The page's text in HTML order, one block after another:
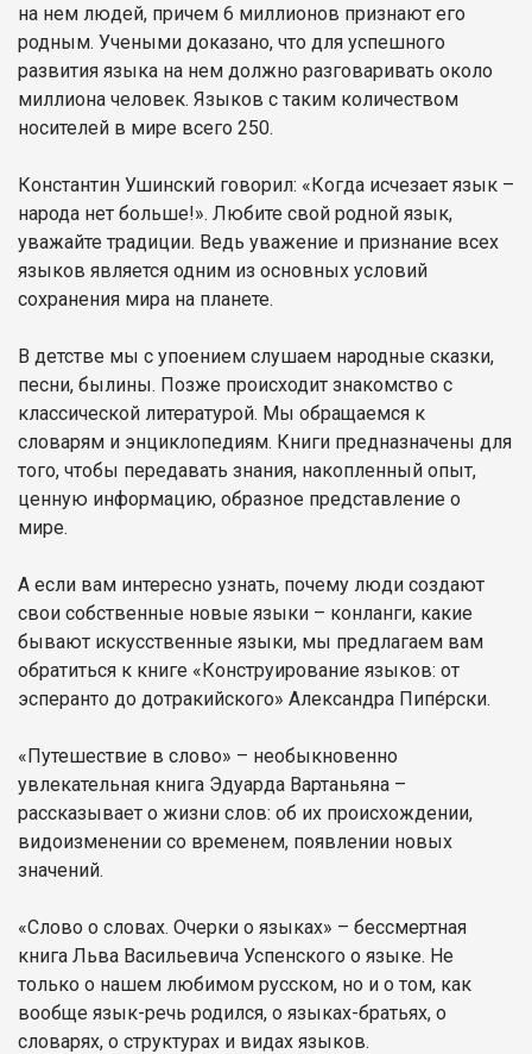
на нем людей, причем 6 миллионов признают его
родным. Учеными доказано, что для успешного
развития языка на нем должно разговаривать около
миллиона человек. Языков с таким количеством
носителей в мире всего 250.
Константин Ушинский говорил: «Когда исчезает язык –
народа нет больше!». Любите свой родной язык,
уважайте традиции. Ведь уважение и признание всех
языков является одним из основных условий
сохранения мира на планете.
В детстве мы с упоением слушаем народные сказки,
песни, былины. Позже происходит знакомство с
классической литературой. Мы обращаемся к
словарям и энциклопедиям. Книги предназначены для
того, чтобы передавать знания, накопленный опыт,
ценную информацию, образное представление о
мире.
А если вам интересно узнать, почему люди создают
свои собственные новые языки – конланги, какие
бывают искусственные языки, мы предлагаем вам
обратиться к книге «Конструирование языков: от
эсперанто до дотракийского» Александра Пипе́рски.
«Путешествие в слово» – необыкновенно
увлекательная книга Эдуарда Вартаньяна –
рассказывает о жизни слов: об их происхождении,
видоизменении со временем, появлении новых
значений.
«Слово о словах. Очерки о языках» – бессмертная
книга Льва Васильевича Успенского о языке. Не
только о нашем любимом русском, но и о том, как
вообще язык-речь родился, о языках-братьях, о
словарях, о структурах и видах языков.